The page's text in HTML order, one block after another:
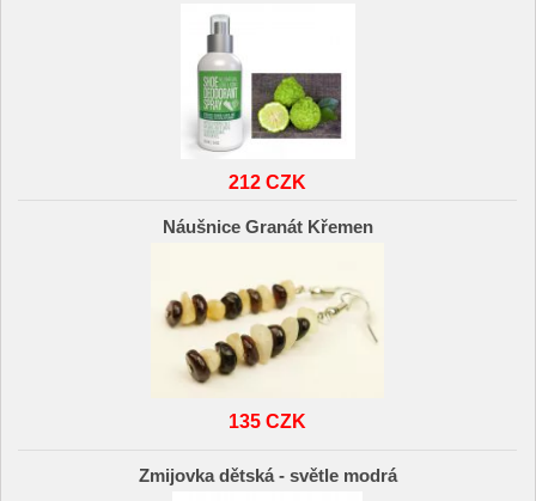
212 CZK
Náušnice Granát Křemen
135 CZK
Zmijovka dětská - světle modrá